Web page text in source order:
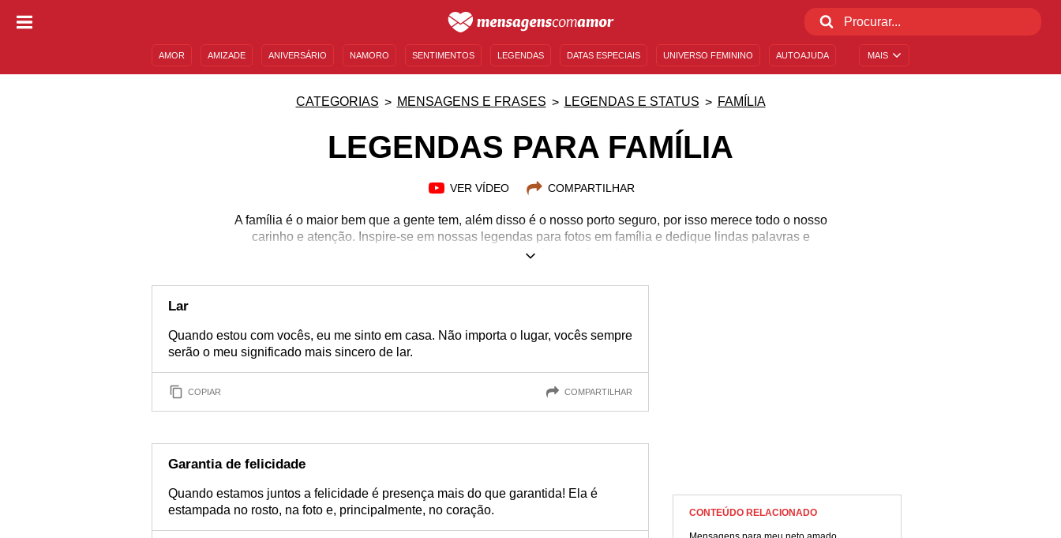
MAIS
AMOR AMIZADE ANIVERSÁRIO NAMORO SENTIMENTOS LEGENDAS DATAS ESPECIAIS UNIVERSO FEMININO AUTOAJUDA
CATEGORIAS MENSAGENS E FRASES LEGENDAS E STATUS FAMÍLIA
LEGENDAS PARA FAMÍLIA
VER VÍDEO COMPARTILHAR
A família é o maior bem que a gente tem, além disso é o nosso porto seguro, por isso merece todo o nosso
carinho e atenção. Inspire-se em nossas legendas para fotos em família e dedique lindas palavras e
homenagens por meio de suas fotos juntos!
Lar
Quando estou com vocês, eu me sinto em casa. Não importa o lugar, vocês sempre
serão o meu significado mais sincero de lar.
COPIAR COMPARTILHAR
Garantia de felicidade
Quando estamos juntos a felicidade é presença mais do que garantida! Ela é
estampada no rosto, na foto e, principalmente, no coração.
CONTEÚDO RELACIONADO